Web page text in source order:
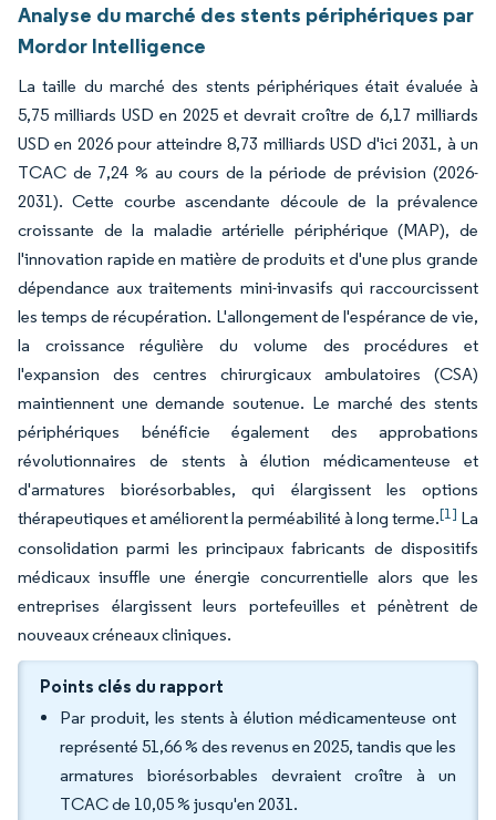
Analyse du marché des stents périphériques par
Mordor Intelligence
La taille du marché des stents périphériques était évaluée à
5,75 milliards USD en 2025 et devrait croître de 6,17 milliards
USD en 2026 pour atteindre 8,73 milliards USD d'ici 2031, à un
TCAC de 7,24 % au cours de la période de prévision (2026-
2031). Cette courbe ascendante découle de la prévalence
croissante de la maladie artérielle périphérique (MAP), de
l'innovation rapide en matière de produits et d'une plus grande
dépendance aux traitements mini-invasifs qui raccourcissent
les temps de récupération. L'allongement de l'espérance de vie,
la croissance régulière du volume des procédures et
l'expansion des centres chirurgicaux ambulatoires (CSA)
maintiennent une demande soutenue. Le marché des stents
périphériques bénéficie également des approbations
révolutionnaires de stents à élution médicamenteuse et
d'armatures biorésorbables, qui élargissent les options
thérapeutiques et améliorent la perméabilité à long terme.[1] La
consolidation parmi les principaux fabricants de dispositifs
médicaux insuffle une énergie concurrentielle alors que les
entreprises élargissent leurs portefeuilles et pénètrent de
nouveaux créneaux cliniques.
Points clés du rapport
Par produit, les stents à élution médicamenteuse ont
représenté 51,66 % des revenus en 2025, tandis que les
armatures biorésorbables devraient croître à un
TCAC de 10,05 % jusqu'en 2031.